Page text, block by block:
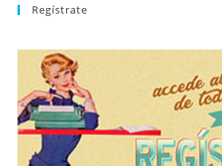
Regístrate
REGÍSTRATE